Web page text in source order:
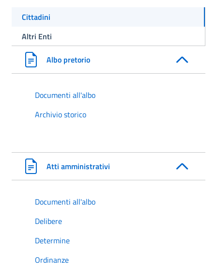
Cittadini
Altri Enti
Albo pretorio
Documenti all'albo
Archivio storico
Atti amministrativi
Documenti all'albo
Delibere
Determine
Ordinanze